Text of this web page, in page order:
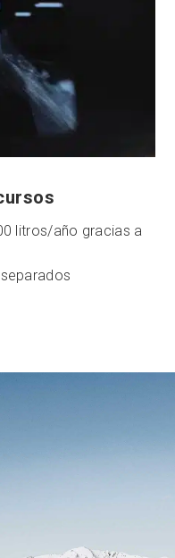
litros/año gracias a